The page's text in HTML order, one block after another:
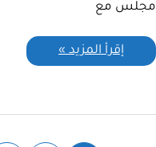
مجلس مع
إقرأ المزيد »